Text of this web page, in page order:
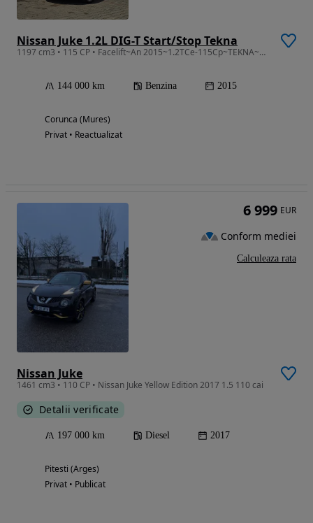
Nissan Juke 1.2L DIG-T Start/Stop Tekna
1197 cm3 • 115 CP • Facelift~An 2015~1.2TCe-115Cp~TEKNA~Xenon~Piele~Alb Perlat~Impecabil
144 000 km Benzina 2015
Corunca (Mures)
Privat • Reactualizat
Nissan Juke
1461 cm3 • 110 CP • Nissan Juke Yellow Edition 2017 1.5 110 cai
Detalii verificate
197 000 km Diesel 2017
Pitesti (Arges)
Privat • Publicat
6 999 EUR
Conform mediei
Calculeaza rata